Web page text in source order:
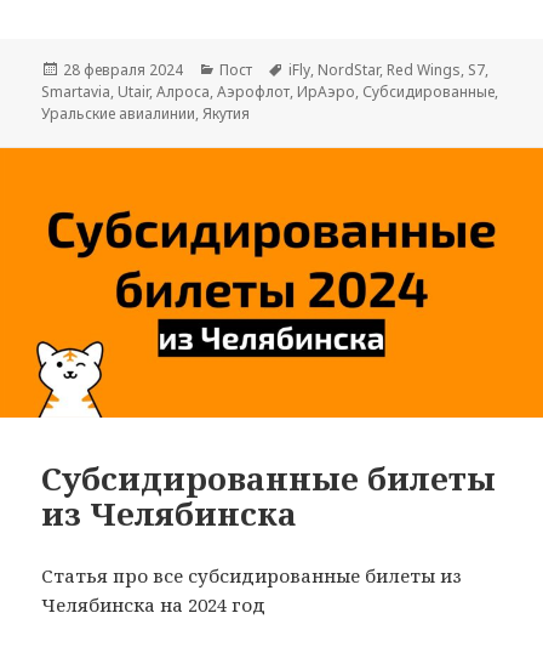
Опубликовано
28 февраля 2024 Рубрики
Пост Метки
iFly, NordStar, Red Wings, S7,
Smartavia, Utair,Алроса,Аэрофлот, ИрАэро, Субсидированные,
Уральские авиалинии,Якутия
Субсидированные билеты
из Челябинска
Статья про все субсидированные билеты из
Челябинска на 2024 год